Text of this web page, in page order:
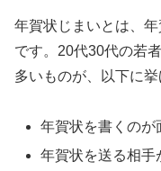
年賀状じまいとは、
です。20代30代の若
多いものが、以下に挙
年賀状を書くのが
年賀状を送る相手